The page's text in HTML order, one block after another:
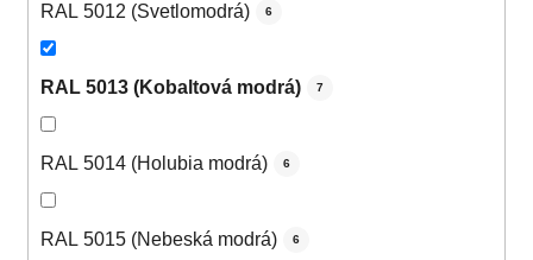
RAL 5012 (Svetlomodrá) 6
RAL 5013 (Kobaltová modrá) 7
RAL 5014 (Holubia modrá) 6
RAL 5015 (Nebeská modrá) 6